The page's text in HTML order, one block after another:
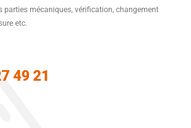
parties mécaniques, vérification, changement
etc.
49 21